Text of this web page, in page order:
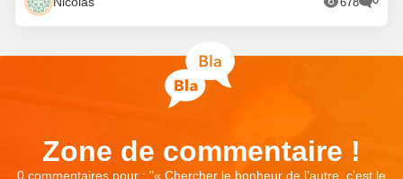
Zone de commentaire !
0 commentaires pour : "« Chercher le bonheur de l’autre, c’est le